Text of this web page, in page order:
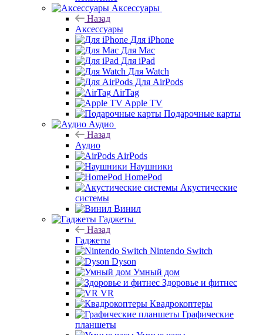
Аксессуары
Назад
Аксессуары
Для iPhone
Для Mac
Для iPad
Для Watch
Для AirPods
AirTag
Apple TV
Подарочные карты
Аудио
Назад
Аудио
AirPods
Наушники
HomePod
Акустические
системы
Винил
Гаджеты
Назад
Гаджеты
Nintendo Switch
Dyson
Умный дом
Здоровье и фитнес
VR
Квадрокоптеры
Графические
планшеты